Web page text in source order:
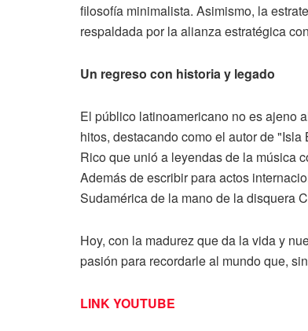
filosofía minimalista. Asimismo, la
respaldada por la alianza estratégica
Un regreso con historia y legado
El público latinoamericano no es ajeno
hitos, destacando como el autor de
Rico que unió a leyendas de la música
Además de escribir para actos
Sudamérica de la mano de la disquera
Hoy, con la madurez que da la vida y
pasión para recordarle al mundo que,
LINK YOUTUBE